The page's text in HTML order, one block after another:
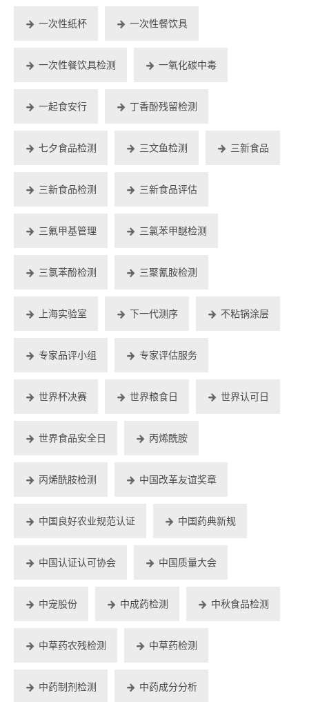
一次性纸杯 一次性餐饮具
一次性餐饮具检测 一氧化碳中毒
一起食安行 丁香酚残留检测
七夕食品检测 三文鱼检测 三新食品
三新食品检测 三新食品评估
三氟甲基管理 三氯苯甲醚检测
三氯苯酚检测 三聚氰胺检测
上海实验室 下一代测序 不粘锅涂层
专家品评小组 专家评估服务
世界杯决赛 世界粮食日 世界认可日
世界食品安全日 丙烯酰胺
丙烯酰胺检测 中国改革友谊奖章
中国良好农业规范认证 中国药典新规
中国认证认可协会 中国质量大会
中宠股份 中成药检测 中秋食品检测
中草药农残检测 中草药检测
中药制剂检测 中药成分分析